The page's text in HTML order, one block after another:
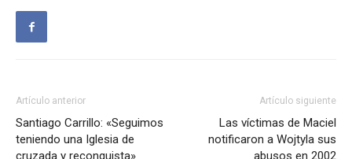
Artículo anterior
Santiago Carrillo: «Seguimos
teniendo una Iglesia de
Artículo siguiente
Las víctimas de Maciel
notificaron a Wojtyla sus